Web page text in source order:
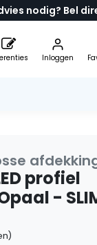
nodig? Bel
Inloggen
profiel
-